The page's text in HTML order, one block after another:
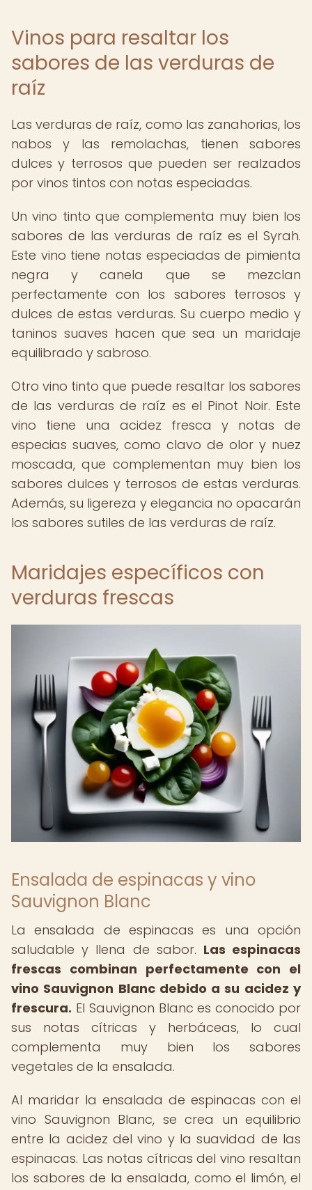
Vinos para resaltar los
sabores de las verduras de
raíz
Las verduras de raíz, como las zanahorias, los
nabos y las remolachas, tienen sabores
dulces y terrosos que pueden ser realzados
por vinos tintos con notas especiadas.
Un vino tinto que complementa muy bien los
sabores de las verduras de raíz es el Syrah.
Este vino tiene notas especiadas de pimienta
negra y canela que se mezclan
perfectamente con los sabores terrosos y
dulces de estas verduras. Su cuerpo medio y
taninos suaves hacen que sea un maridaje
equilibrado y sabroso.
Otro vino tinto que puede resaltar los sabores
de las verduras de raíz es el Pinot Noir. Este
vino tiene una acidez fresca y notas de
especias suaves, como clavo de olor y nuez
moscada, que complementan muy bien los
sabores dulces y terrosos de estas verduras.
Además, su ligereza y elegancia no opacarán
los sabores sutiles de las verduras de raíz.
Maridajes específicos con
verduras frescas
Ensalada de espinacas y vino
Sauvignon Blanc
La ensalada de espinacas es una opción
saludable y llena de sabor. Las espinacas
frescas combinan perfectamente con el
vino Sauvignon Blanc debido a su acidez y
frescura. El Sauvignon Blanc es conocido por
sus notas cítricas y herbáceas, lo cual
complementa muy bien los sabores
vegetales de la ensalada.
Al maridar la ensalada de espinacas con el
vino Sauvignon Blanc, se crea un equilibrio
entre la acidez del vino y la suavidad de las
espinacas. Las notas cítricas del vino resaltan
los sabores de la ensalada, como el limón, el